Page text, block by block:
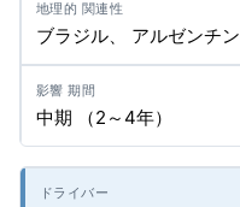
ブラジル、 アルゼンチン
中期 （2～4年）